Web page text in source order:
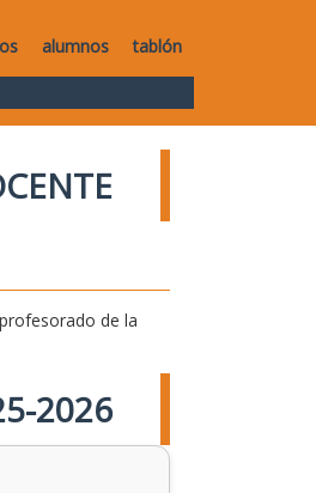
alumnos tablón
de la
2026